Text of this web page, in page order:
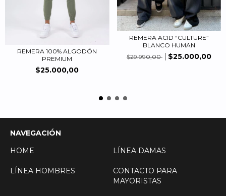
REMERA 100% ALGODÓN
PREMIUM
$25.000,00
REMERA ACID “CULTURE”
BLANCO HUMAN
$29.990,00
$25.000,00
NAVEGACIÓN
HOME
LÍNEA DAMAS
LÍNEA HOMBRES
CONTACTO PARA
MAYORISTAS